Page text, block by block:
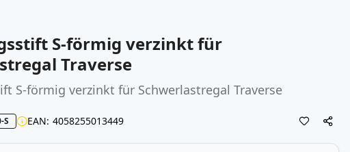
S-förmig verzinkt für
Traverse
S-förmig verzinkt für Schwerlastregal Traverse
S EAN 4058255013449